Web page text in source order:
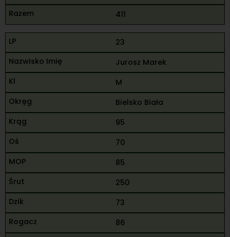
411
23
Jurosz Marek
M
Bielsko Biała
95
70
85
250
73
86